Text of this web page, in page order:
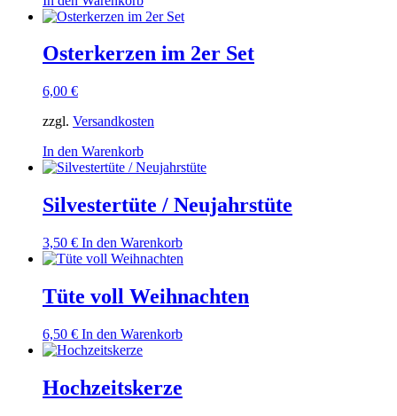
Osterkerzen im 2er Set
6,00 €
zzgl. Versandkosten
In den Warenkorb
Silvestertüte / Neujahrstüte
3,50 € In den Warenkorb
Tüte voll Weihnachten
6,50 € In den Warenkorb
Hochzeitskerze